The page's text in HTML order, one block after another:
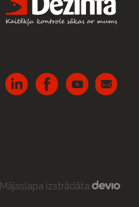
Mājaslapa izstrādāta